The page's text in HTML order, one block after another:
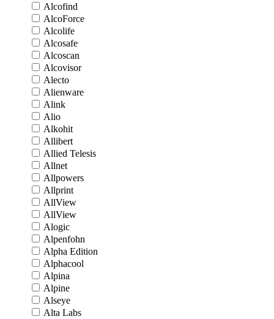
Alcofind
AlcoForce
Alcolife
Alcosafe
Alcoscan
Alcovisor
Alecto
Alienware
Alink
Alio
Alkohit
Allibert
Allied Telesis
Allnet
Allpowers
Allprint
AllView
AllView
Alogic
Alpenfohn
Alpha Edition
Alphacool
Alpina
Alpine
Alseye
Alta Labs